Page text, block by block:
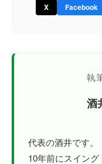
X Facebook
執
酒
代表の酒井です。
10年前にスイン